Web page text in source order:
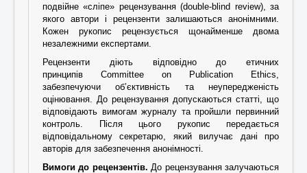
подвійне «сліпе» рецензування (double-blind review), за
якого автори і рецензенти залишаються анонімними.
Кожен рукопис рецензується щонайменше двома
незалежними експертами.
Рецензенти діють відповідно до етичних
принципів Committee on Publication Ethics
забезпечуючи об’єктивність та неупередженість
оцінювання. До рецензування допускаються статті, що
відповідають вимогам журналу та пройшли первинний
контроль. Після цього рукопис передається
відповідальному секретарю, який вилучає дані про
авторів для забезпечення анонімності.
Вимоги до рецензентів. До рецензування залучаються